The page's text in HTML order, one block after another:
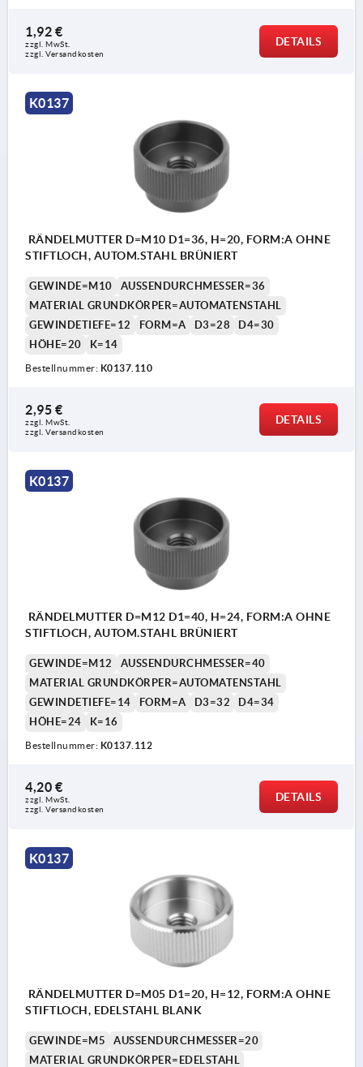
1,92 €
zzgl. MwSt.
zzgl. Versandkosten
DETAILS
K0137
RÄNDELMUTTER D=M10 D1=36, H=20, FORM:A OHNE
STIFTLOCH, AUTOM.STAHL BRÜNIERT
GEWINDE=M10
AUSSENDURCHMESSER=36
MATERIAL GRUNDKÖRPER=AUTOMATENSTAHL
GEWINDETIEFE=12
FORM=A D3=28
D4=30
HÖHE=20
K=14
Bestellnummer: K0137.110
2,95 €
zzgl. MwSt.
zzgl. Versandkosten
DETAILS
K0137
RÄNDELMUTTER D=M12 D1=40, H=24, FORM:A OHNE
STIFTLOCH, AUTOM.STAHL BRÜNIERT
GEWINDE=M12
AUSSENDURCHMESSER=40
MATERIAL GRUNDKÖRPER=AUTOMATENSTAHL
GEWINDETIEFE=14
FORM=A D3=32
D4=34
HÖHE=24
K=16
Bestellnummer: K0137.112
4,20 €
zzgl. MwSt.
zzgl. Versandkosten
DETAILS
K0137
RÄNDELMUTTER D=M05 D1=20, H=12, FORM:A OHNE
STIFTLOCH, EDELSTAHL BLANK
GEWINDE=M5
AUSSENDURCHMESSER=20
MATERIAL GRUNDKÖRPER=EDELSTAHL